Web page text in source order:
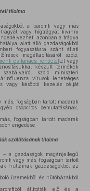
tilalma
a baromfi vagy más
trágyát vagy hígtrágyát kivinni
azonban a trágya
alatt álló gazdaságokból
fogyasztásra szánt állati
megállapításáról szóló,
és tanácsi rendelettel vagy
készült termékek
szabályairól szóló miniszteri
vírusok lehetséges
vagy későbbi kezelés célját
fogságban tartott madarak
csoportos bemutatásának,
fogságban tartott madarak
engedése.
szállításának tilalma
a gazdaságok magánjellegű
vagy más, fogságban tartott
hulláinak gazdaságokból az
üzemekből és hűtőházakból
állították elő és a